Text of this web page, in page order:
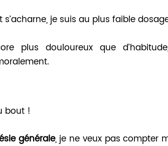
s’acharne, je suis au plus faible
plus douloureux que
bout !
générale, je ne veux pas compter